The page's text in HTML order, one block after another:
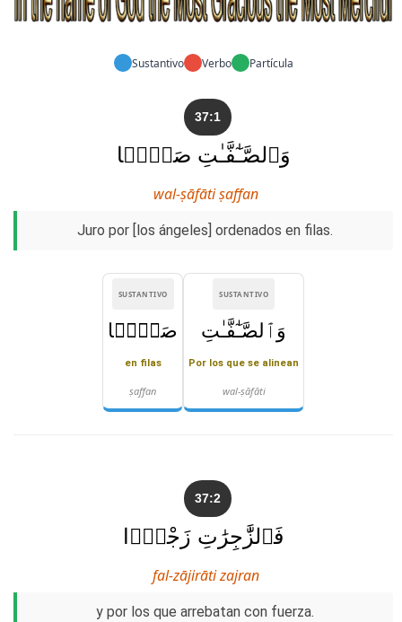
Sustantivo Verbo Partícula
37:1
وَٱلصَّـٰٓفَّـٰتِ صَفًّۭا
wal-ṣāfāti ṣaffan
Juro por [los ángeles] ordenados en filas.
SUSTANTIVO
وَٱلصَّـٰٓفَّـٰتِ
Por los que se alinean
wal-ṣāfāti
SUSTANTIVO
صَفًّۭا
en filas
ṣaffan
37:2
فَٱلزَّٰجِرَٰتِ زَجْرًۭا
fal-zājirāti zajran
y por los que arrebatan con fuerza.